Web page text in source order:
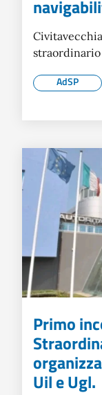
straordinario
AdSP
Primo
Uil e Ugl.